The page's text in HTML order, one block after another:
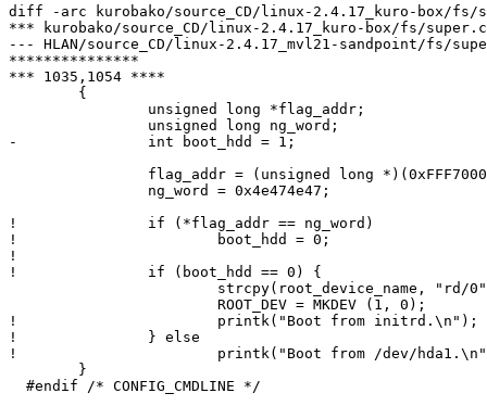
diff -arc kurobako/source_CD/linux-2.4.17_kuro-box/fs/
*** kurobako/source_CD/linux-2.4.17_kuro-box/fs/super.c	2004-03-15 00:13:56.000000000 +0900
--- HLAN/source_CD/linux-2.4.17_mvl21-sandpoint/fs/super.c	2004-02-18 16:43:00.000000000
***************
*** 1035,1054 ****
- 		int boot_hdd = 1;
! 		if (*flag_addr == ng_word)
! 			boot_hdd = 0;
!
! 		if (boot_hdd == 0) {
! 			printk("Boot from initrd.\n");
! 		} else
! 			printk("Boot from /dev/hda1.\n");
  #endif /* CONFIG_CMDLINE */